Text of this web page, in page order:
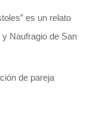
es un relato
Naufragio de San
de pareja